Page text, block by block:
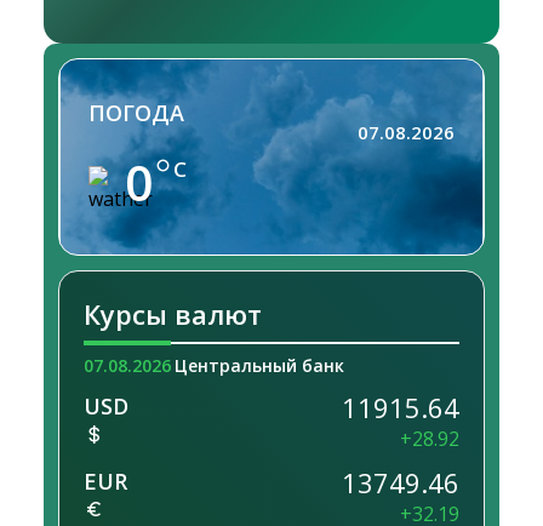
ПОГОДА
0 C
07.08.2026
Курсы валют
07.08.2026 Центральный банк
USD 11915.64
+28.92
EUR 13749.46
+32.19